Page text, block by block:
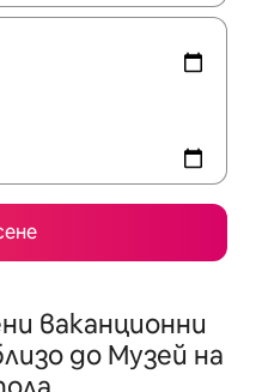
ваканционни
до Музей на